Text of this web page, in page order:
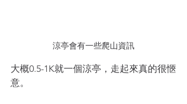
涼亭會有一些爬山資訊
大概0.5-1K就一個涼亭，走起來真的很愜
意。